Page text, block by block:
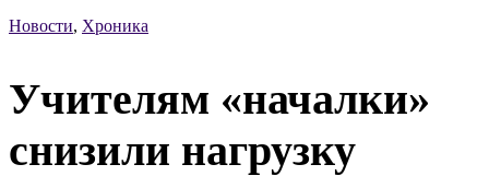
Новости, Хроника
Учителям «началки»
снизили нагрузку